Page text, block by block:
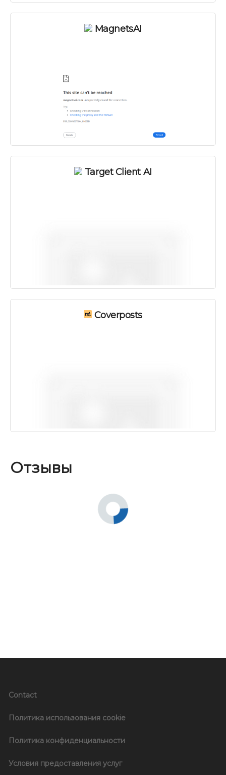
MagnetsAI
Target Client AI
Coverposts
Отзывы
Contact
Политика использования cookie
Политика конфиденциальности
Условия предоставления услуг